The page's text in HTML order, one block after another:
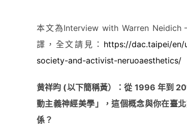
本文為Interview with Warren
譯，全文請見： https://dac.taipei/
society-and-activist-neruoaesthetics/
黄祥昀 (以下簡稱黃）：從 1996 年到
動主義神經美學」，這個概念與你在臺
係？